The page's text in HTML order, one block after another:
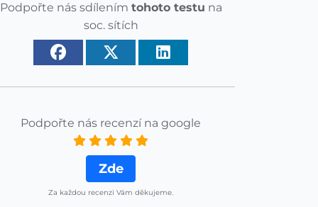
Podpořte nás sdílením tohoto testu na
soc. sítích
Podpořte nás recenzí na google
Zde
Za každou recenzi Vám děkujeme.